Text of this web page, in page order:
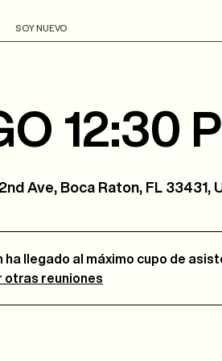
SOY NUEVO
12:30
Ave, Boca Raton, FL 33431,
llegado al máximo cupo de
otras reuniones